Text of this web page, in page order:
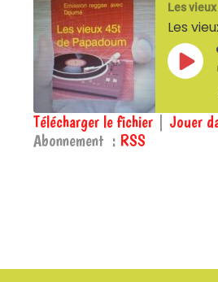
Les
Les
Play
Episode
RSS
SHARE
Télécharger le fichier Jouer
Abonnement : RSS